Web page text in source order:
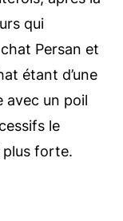
qui
Persan et
étant d’une
avec un poil
le
plus forte.